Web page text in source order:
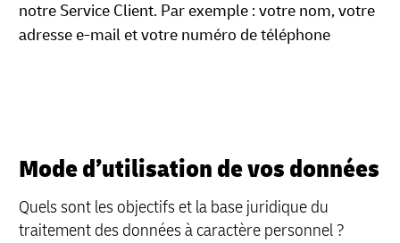
notre Service Client. Par exemple : votre nom, votre
adresse e-mail et votre numéro de téléphone
Mode d’utilisation de vos données
Quels sont les objectifs et la base juridique du
traitement des données à caractère personnel ?